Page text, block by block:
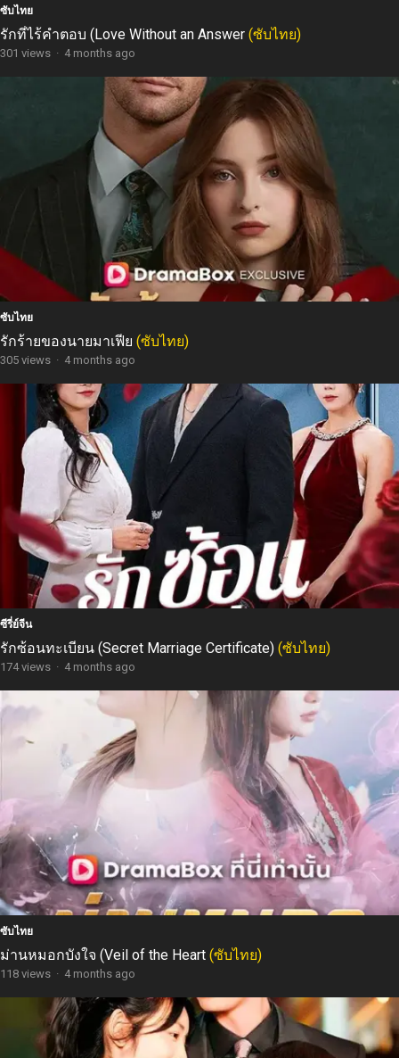
ซับไทย
รักที่ไร้คำตอบ (Love Without an Answer (ซับไทย)
301 views · 4 months ago
ซับไทย
รักร้ายของนายมาเฟีย (ซับไทย)
305 views · 4 months ago
ซีรี่ย์จีน
รักซ้อนทะเบียน (Secret Marriage Certificate) (ซับไทย)
174 views · 4 months ago
ซับไทย
ม่านหมอกบังใจ (Veil of the Heart (ซับไทย)
118 views · 4 months ago